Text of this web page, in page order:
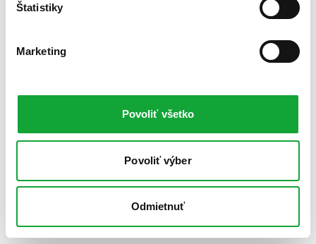
Štatistiky
Marketing
Povoliť všetko
Povoliť výber
Odmietnuť